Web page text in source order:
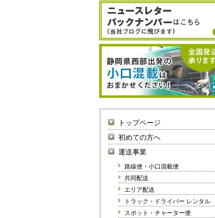
トップページ
初めての方へ
運送事業
路線便・小口混載便
共同配送
エリア配送
トラック・ドライバー レンタル
スポット・チャーター便